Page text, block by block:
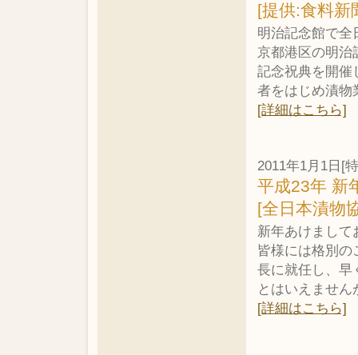
[提供:食料新
明治記念館で全
京都港区の明治
記念祝典を開催
者をはじめ漬物
[詳細はこちら]
2011年1月1日[
平成23年 新
[全日本漬物
新年あけまして
皆様には格別の
長に就任し、早
とはいえませ
[詳細はこちら]